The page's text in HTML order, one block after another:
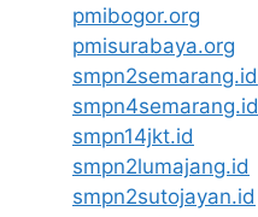
pmibogor.org
pmisurabaya.org
smpn2semarang.id
smpn4semarang.id
smpn14jkt.id
smpn2lumajang.id
smpn2sutojayan.id